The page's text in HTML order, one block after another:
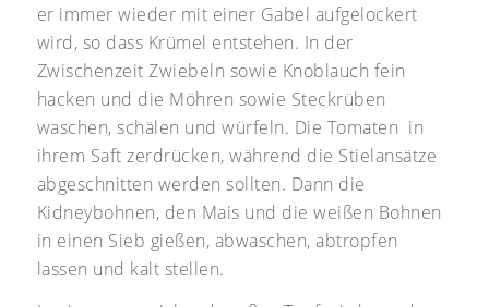
er immer wieder mit einer Gabel aufgelockert
wird, so dass Krümel entstehen. In der
Zwischenzeit Zwiebeln sowie Knoblauch fein
hacken und die Möhren sowie Steckrüben
waschen, schälen und würfeln. Die Tomaten in
ihrem Saft zerdrücken, während die Stielansätze
abgeschnitten werden sollten. Dann die
Kidneybohnen, den Mais und die weißen Bohnen
in einen Sieb gießen, abwaschen, abtropfen
lassen und kalt stellen.